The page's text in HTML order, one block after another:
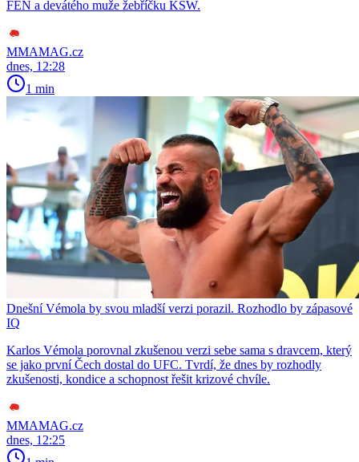
FEN a devátého muže žebříčku KSW.
MMAMAG.cz
dnes, 12:28
1 min
Dnešní Vémola by svou mladší verzi porazil. Rozhodlo by zápasové
IQ
Karlos Vémola porovnal zkušenou verzi sebe sama s dravcem, který
se jako první Čech dostal do UFC. Tvrdí, že dnes by rozhodly
zkušenosti, kondice a schopnost řešit krizové chvíle.
MMAMAG.cz
dnes, 12:25